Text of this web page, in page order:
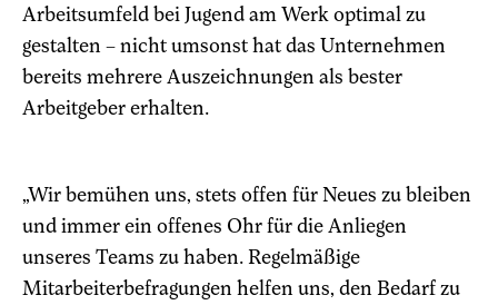
Arbeitsumfeld bei Jugend am Werk optimal zu
gestalten – nicht umsonst hat das Unternehmen
bereits mehrere Auszeichnungen als bester
Arbeitgeber erhalten.
„Wir bemühen uns, stets offen für Neues zu bleiben
und immer ein offenes Ohr für die Anliegen
unseres Teams zu haben. Regelmäßige
Mitarbeiterbefragungen helfen uns, den Bedarf zu